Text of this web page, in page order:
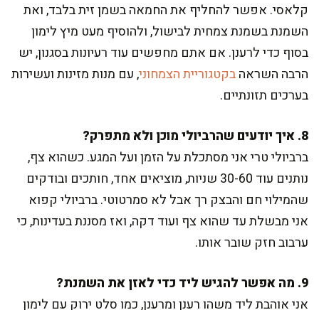
קלאסי. אפשר להחליף את החמאה בשמן זית בלבד, ואת
השמנת בשמנת צמחית לבישול, ולהוסיף מעט מיץ לימון
בסוף כדי לרענן. אם אתם מחפשים עוד רעיונות בסגנון, יש
הרבה השראהבקטגוריית הצמחוני, עם מנות מזינות ועשירות
בערכים תזונתיים.
8. איך יודעים שהרביולי מוכן ולא מתפרק?
ברביולי טרי אני מסתכלת על הזמן ועל המגע. כשהוא צף,
נותנים עוד 30-60 שניות, מוציאים אחד, חותכים ובודקים
שהמילוי חם והבצק רך אבל לא סמרטוטי. ברביולי קפוא
אני מבשלת עד שהוא צף ועוד דקה, ואז מסננת בעדינות, כי
ערבוב חזק שובר אותו.
9. מה אפשר להגיש ליד כדי לאזן את השמנת?
אני אוהבת ליד משהו רענן ומרענן, כמו סלט ירוק עם לימון